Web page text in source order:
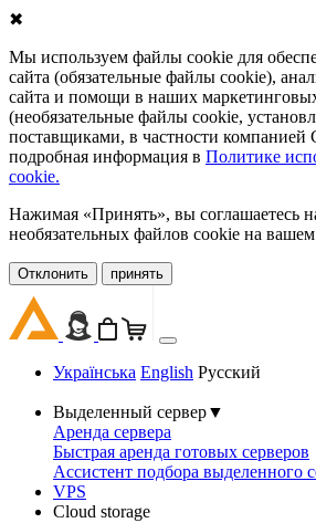
✖
Мы используем файлы cookie для
сайта (обязательные файлы cookie),
сайта и помощи в наших
(необязательные файлы cookie,
поставщиками, в частности компанией
подробная информация в Политике
cookie.
Нажимая «Принять», вы соглашаетесь
необязательных файлов cookie на вашем
Oтклонить принять
Українська English Русский
Выделенный сервер▼
Аренда сервера
Быстрая аренда готовых серверов
Ассистент подбора выделенного
VPS
Cloud storage